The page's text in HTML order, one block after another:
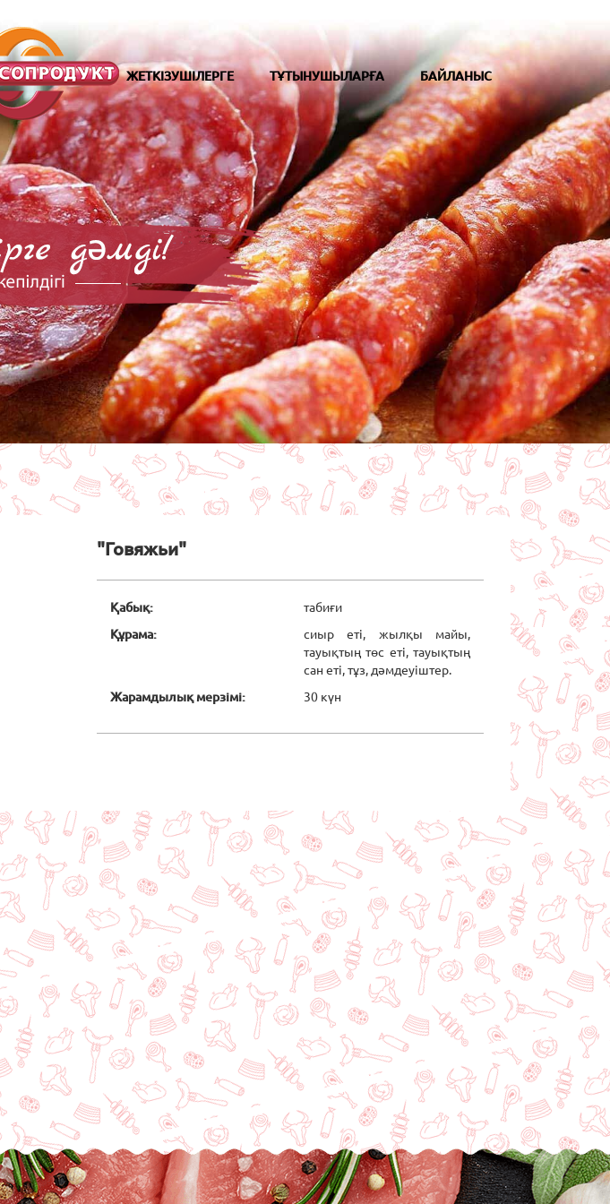
БАЙЛАНЫС
ТҰТЫНУШЫЛАРҒА
ЖЕТКІЗУШІЛЕРГЕ
Сарделькалар, шұжықшалар "Говяжьи"
"Говяжьи"
Қабық:
табиғи
Құрама:
сиыр еті, жылқы майы,
тауықтың төс еті, тауықтың
сан еті, тұз, дәмдеуіштер.
Жарамдылық мерзімі:
30 күн